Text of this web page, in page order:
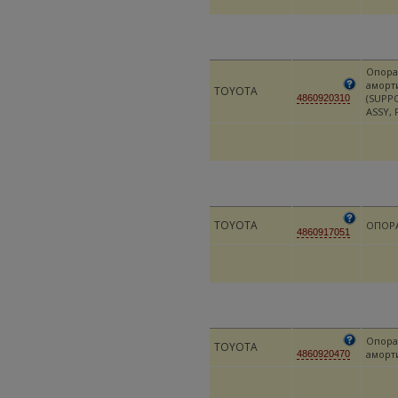
TOYOTA 4860920310
Опора
ASSY,
TOYOTA 4860917051
TOYOTA 4860920470